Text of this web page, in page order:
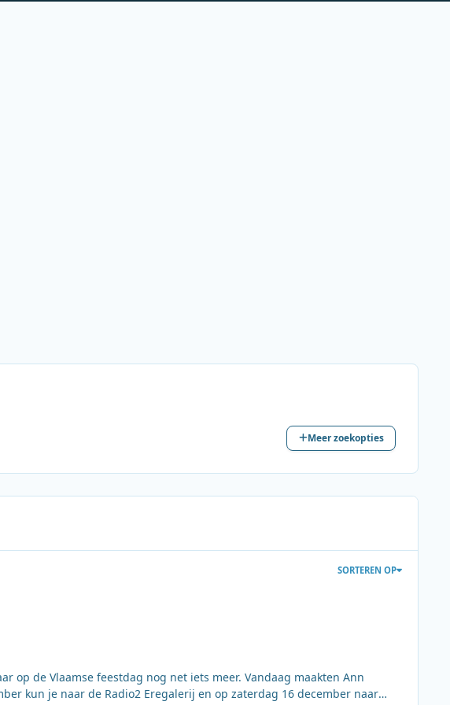
Meer zoekopties
SORTEREN OP
op de Vlaamse feestdag nog net iets meer. Vandaag maakten Ann
kun je naar de Radio2 Eregalerij en op zaterdag 16 december naar